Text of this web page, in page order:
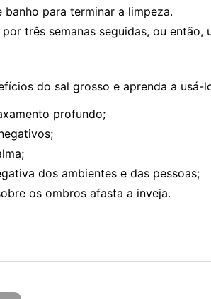
banho para terminar a limpeza.
três semanas seguidas, ou então,
do sal grosso e aprenda a usá-
profundo;
dos ambientes e das pessoas;
os ombros afasta a inveja.